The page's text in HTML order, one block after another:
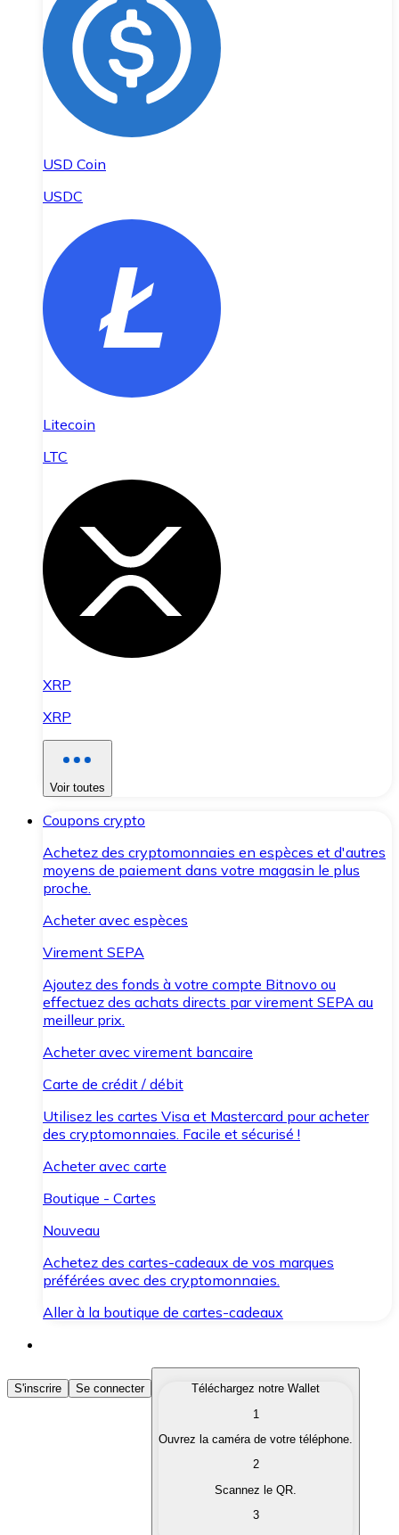
USD Coin
USDC
Litecoin
LTC
XRP
XRP
Voir toutes
Coupons crypto
Achetez des cryptomonnaies en espèces et d'autres
moyens de paiement dans votre magasin le plus
proche.
Acheter avec espèces
Virement SEPA
Ajoutez des fonds à votre compte Bitnovo ou
effectuez des achats directs par virement SEPA au
meilleur prix.
Acheter avec virement bancaire
Carte de crédit / débit
Utilisez les cartes Visa et Mastercard pour acheter
des cryptomonnaies. Facile et sécurisé !
Acheter avec carte
Boutique - Cartes
Nouveau
Achetez des cartes-cadeaux de vos marques
préférées avec des cryptomonnaies.
Aller à la boutique de cartes-cadeaux
Acheter des Cryptomonnaies
Achetez les cryptomonnaies qui vous intéressent
Convertissez vos cryptomonnaies en monnaie
S'inscrire Se connecter
Téléchargez notre Wallet
1
Ouvrez la caméra de votre téléphone.
2
Scannez le QR.
3